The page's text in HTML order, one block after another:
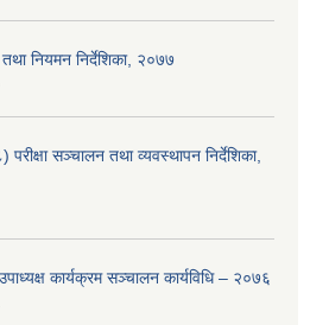
नियमन निर्देशिका, २०७७
परीक्षा सञ्चालन तथा व्यवस्थापन निर्देशिका,
कार्यक्रम सञ्चालन कार्यविधि – २०७६